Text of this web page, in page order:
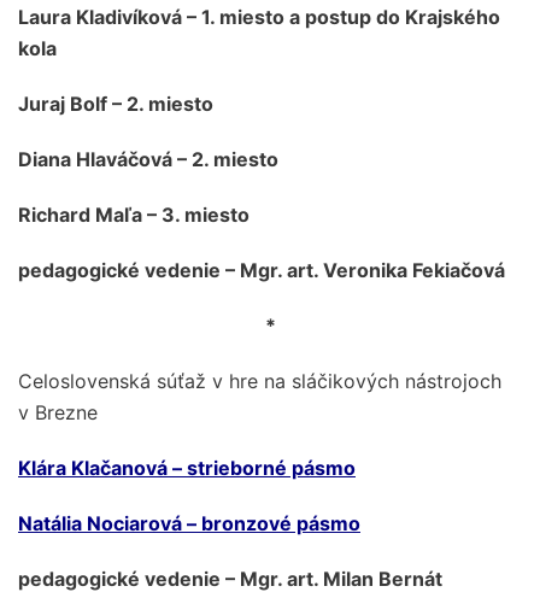
Laura Kladivíková – 1. miesto a postup do Krajského
kola
Juraj Bolf – 2. miesto
Diana Hlaváčová – 2. miesto
Richard Maľa – 3. miesto
pedagogické vedenie – Mgr. art. Veronika Fekiačová
*
Celoslovenská súťaž v hre na sláčikových nástrojoch
v Brezne
Klára Klačanová – strieborné pásmo
Natália Nociarová – bronzové pásmo
pedagogické vedenie – Mgr. art. Milan Bernát